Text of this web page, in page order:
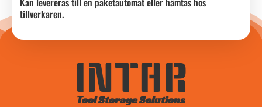
tillverkaren.
INTAR
Tool Storage Solutions